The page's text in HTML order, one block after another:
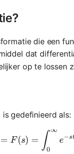
die een
dat
op te lossen
is gedefinieerd als:
= F (s) = ∫0
∞
e−s